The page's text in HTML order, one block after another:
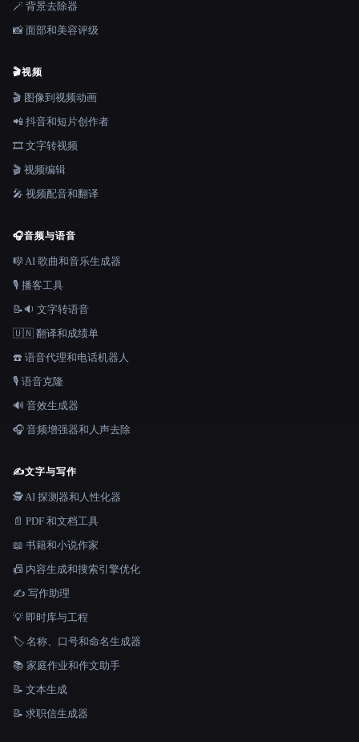
🪄 背景去除器
📸 面部和美容评级
🎬视频
🎬 图像到视频动画
📲 抖音和短片创作者
🎞️ 文字转视频
🎬 视频编辑
🎤 视频配音和翻译
🎧音频与语音
🎼 AI 歌曲和音乐生成器
🎙️ 播客工具
📝🔉 文字转语音
🇺🇳 翻译和成绩单
☎️ 语音代理和电话机器人
🎙️ 语音克隆
🔊 音效生成器
🎧 音频增强器和人声去除
✍️文字与写作
🕵️ AI 探测器和人性化器
📄 PDF 和文档工具
📖 书籍和小说作家
📠 内容生成和搜索引擎优化
✍️ 写作助理
💡 即时库与工程
🏷️ 名称、口号和命名生成器
📚 家庭作业和作文助手
📝 文本生成
📝 求职信生成器